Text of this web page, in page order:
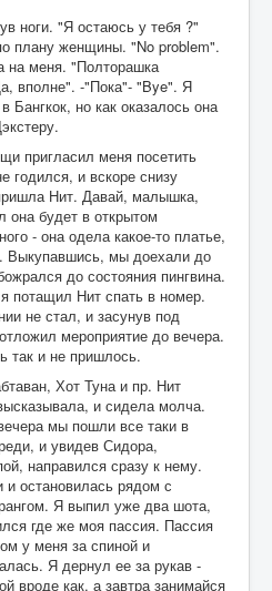
ноги. "Я остаюсь у тебя ?"
плану женщины. "No problem".
на меня. "Полторашка
вполне". -"Пока"- "Bye". Я
Бангкок, но как оказалось она
пригласил меня посетить
годился, и вскоре снизу
Нит. Давай, малышка,
она будет в открытом
- она одела какое-то платье,
Выкупавшись, мы доехали до
до состояния пингвина.
потащил Нит спать в номер.
не стал, и засунув под
мероприятие до вечера.
так и не пришлось.
Хот Туна и пр. Нит
и сидела молча.
мы пошли все таки в
и увидев Сидора,
направился сразу к нему.
остановилась рядом с
Я выпил уже два шота,
где же моя пассия. Пассия
у меня за спиной и
Я дернул ее за рукав -
вроде как, а завтра занимайся